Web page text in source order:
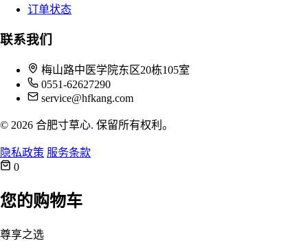
订单状态
联系我们
梅山路中医学院东区20栋105室
0551-62627290
service@hfkang.com
© 2026 合肥寸草心. 保留所有权利。
隐私政策 服务条款
0
您的购物车
尊享之选